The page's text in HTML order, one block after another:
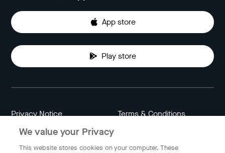
App store
Play store
Privacy Notice Terms & Conditions
Data Attribution
We value your Privacy
This website stores cookies on your computer. These